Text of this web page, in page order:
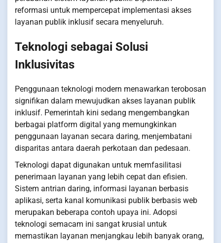
reformasi untuk mempercepat implementasi akses
layanan publik inklusif secara menyeluruh.
Teknologi sebagai Solusi
Inklusivitas
Penggunaan teknologi modern menawarkan terobosan
signifikan dalam mewujudkan akses layanan publik
inklusif. Pemerintah kini sedang mengembangkan
berbagai platform digital yang memungkinkan
penggunaan layanan secara daring, menjembatani
disparitas antara daerah perkotaan dan pedesaan.
Teknologi dapat digunakan untuk memfasilitasi
penerimaan layanan yang lebih cepat dan efisien.
Sistem antrian daring, informasi layanan berbasis
aplikasi, serta kanal komunikasi publik berbasis web
merupakan beberapa contoh upaya ini. Adopsi
teknologi semacam ini sangat krusial untuk
memastikan layanan menjangkau lebih banyak orang,